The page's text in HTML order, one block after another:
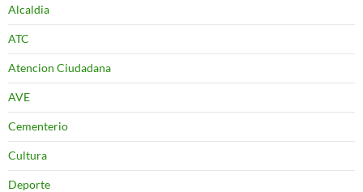
Alcaldia
ATC
Atencion Ciudadana
AVE
Cementerio
Cultura
Deporte